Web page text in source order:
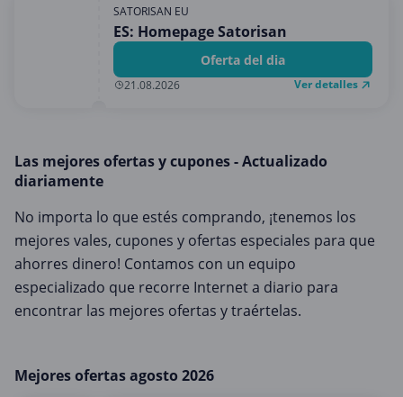
Medios y entretenimiento
Moda y Complementos
Regalos y flores
Salud y Belleza
Varios
Viajes
SATORISAN EU
ES: Homepage Satorisan
Oferta del dia
21.08.2026 Ver detalles
Las mejores ofertas y cupones - Actualizado
diariamente
No importa lo que estés comprando, ¡tenemos los
mejores vales, cupones y ofertas especiales para que
ahorres dinero! Contamos con un equipo
especializado que recorre Internet a diario para
encontrar las mejores ofertas y traértelas.
Mejores ofertas agosto 2026